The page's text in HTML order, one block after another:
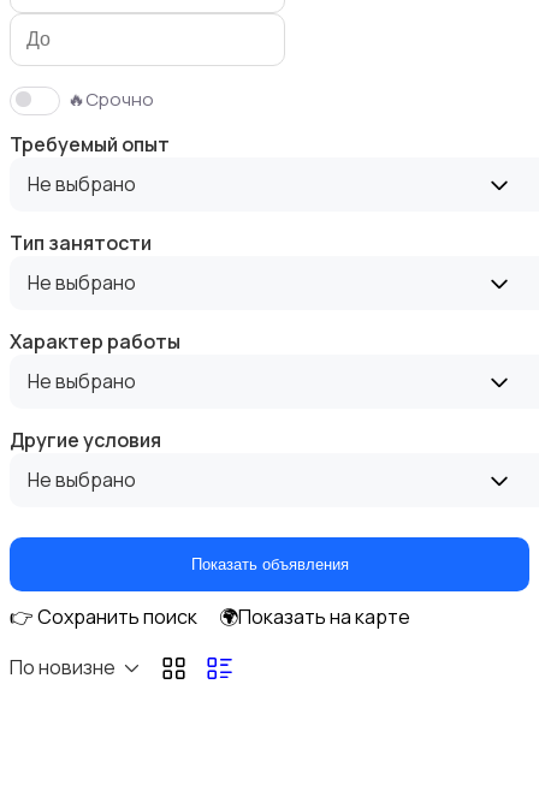
Бытовые услуги и клининг
Госслужба
Добыча сырья, энергетика
🔥Срочно
Требуемый опыт
Не выбрано
Тип занятости
Не выбрано
Характер работы
Не выбрано
Другие условия
Не выбрано
Показать объявления
👉 Сохранить поиск
🌍Показать на карте
По новизне